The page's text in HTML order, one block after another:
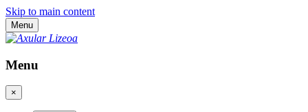
Skip to main content
Menu
Menu
×